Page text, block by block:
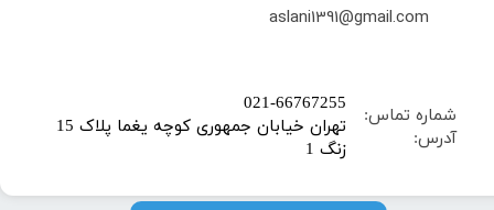
شماره تماس:
آدرس:
​021-66767255
تهران خیابان جمهوری کوچه یغما پلاک 15
زنگ 1
​aslani1391@gmail.com